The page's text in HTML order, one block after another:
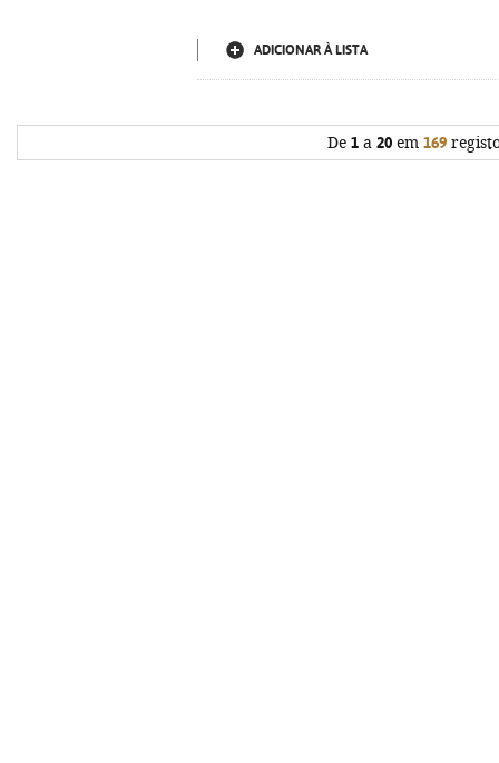
ADICIONAR À LISTA
De 1 a 20 em 169